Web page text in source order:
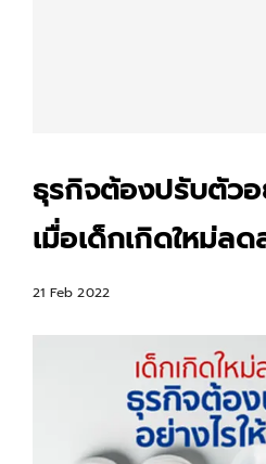
ธุรกิจต้องปรับตัวอ
เมื่อเด็กเกิดใหม่ล
21 Feb 2022